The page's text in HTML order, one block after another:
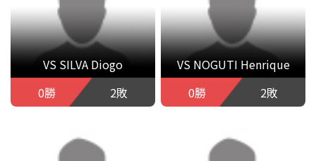
VS SILVA Diogo
0勝
2敗
VS NOGUTI Henrique
0勝
2敗